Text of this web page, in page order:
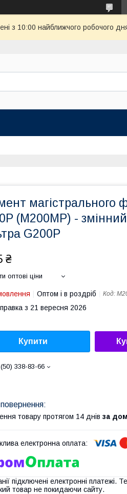
з 10:00 найближчого робочого
магістрального
(M200MP) -
G200P
₴
оптові ціни
Оптом і в роздріб Код:
з 21 вересня 2026
Купити
338-83-66
товару протягом 14 днів за
підключені електронні платежі.
товар не покидаючи сайту.